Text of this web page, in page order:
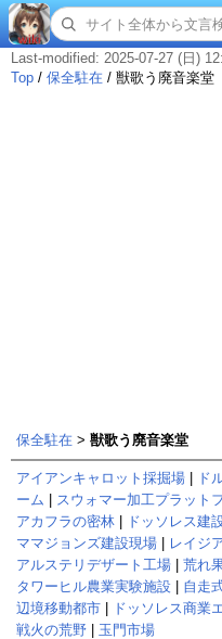
Last-modified: 2025-07-27 (日)
Top / 保全駐在 / 獣歌う廃音楽堂
保全駐在 > 獣歌う廃音楽堂
アイアンキャロット採掘場 ド
ーム
スウォマー加工プラット
アカフラの密林
ドッソレス建
ママジョンズ建設現場
レイジ
アルステリデザート工場
荒れ
タワーヒル農業実験施設
自走
辺境移動都市
ドッソレス商業
戦火の荒野
玉門市場